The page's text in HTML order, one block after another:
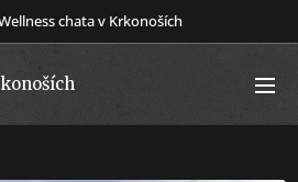
chata v Krkonoších